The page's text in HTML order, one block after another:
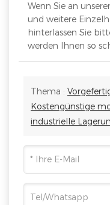
Wenn Sie an
und weitere
hinterlassen Sie
werden Ihnen so
Thema :
Kostengünstige
industrielle